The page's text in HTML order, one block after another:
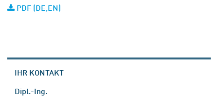
PDF (DE,EN)
IHR KONTAKT
Dipl.-Ing.